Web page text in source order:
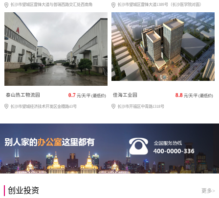
长沙市望城区雷锋大道与普瑞西路交汇处西南角 长沙市望城区雷锋大道1389号（长沙医学院对面）
泰山热工物流园 0.7 元/天/平 (最低价)
长沙市望城经济技术开发区金穗路43号
佳海工业园 8.8 元/天/平 (最低价)
长沙市开福区中青路1318号
创业投资 更多>